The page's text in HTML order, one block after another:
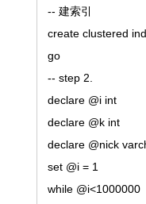
-- 建索引
create clustered
go
-- step 2.
declare @i int
declare @k int
declare @nick
set @i = 1
while @i<1000000